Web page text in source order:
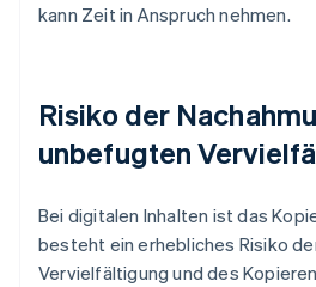
kann Zeit in Anspruch nehmen.
Risiko der
unbefugten
Bei digitalen Inhalten ist das
besteht ein erhebliches Risiko
Vervielfältigung und des